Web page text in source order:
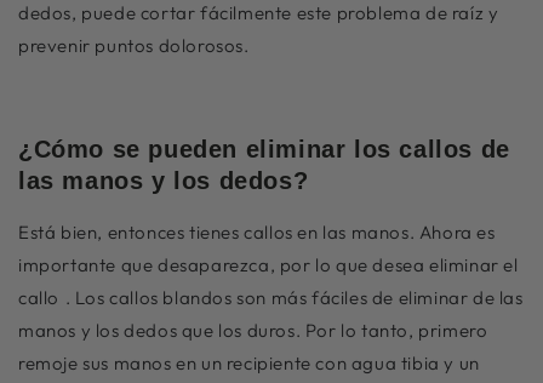
dedos, puede cortar fácilmente este problema de raíz y
prevenir puntos dolorosos.
¿Cómo se pueden eliminar los callos de
las manos y los dedos?
Está bien, entonces tienes callos en las manos. Ahora es
importante que desaparezca, por lo que desea eliminar el
callo . Los callos blandos son más fáciles de eliminar de las
manos y los dedos que los duros. Por lo tanto, primero
remoje sus manos en un recipiente con agua tibia y un